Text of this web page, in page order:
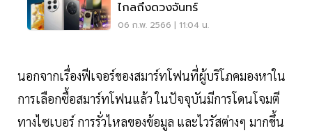
ไกลถึงดวงจันทร์
06 ก.พ. 2566 | 11:04 น.
นอกจากเรื่องฟีเจอร์ของสมาร์ทโฟนที่ผู้บริโภคมองหาใน
การเลือกซื้อสมาร์ทโฟนแล้ว ในปัจจุบันมีการโดนโจมตี
ทางไซเบอร์ การรั่วไหลของข้อมูล และไวรัสต่างๆ มากขึ้น